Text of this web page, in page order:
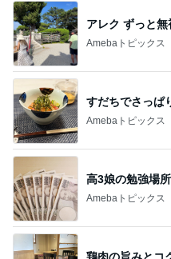
アレク ずっと
Amebaトピックス
すだちでさっぱ
Amebaトピックス
高3娘の勉強場
Amebaトピックス
鶏肉の旨みとコ